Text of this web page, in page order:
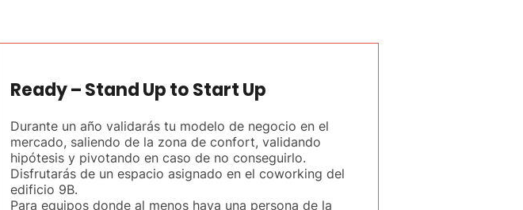
Ready – Stand Up to Start Up
Durante un año validarás tu modelo de negocio en el
mercado, saliendo de la zona de confort, validando
hipótesis y pivotando en caso de no conseguirlo.
Disfrutarás de un espacio asignado en el coworking del
edificio 9B.
Para equipos donde al menos haya una persona de la